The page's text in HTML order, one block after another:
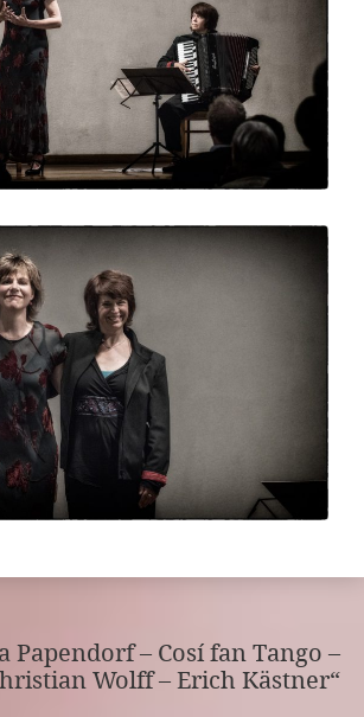
Papendorf – Cosí fan Tango –
Wolff – Erich Kästner“